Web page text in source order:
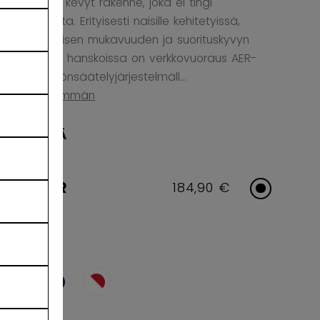
suojauksesta. Erityisesti naisille kehitetyissä,
maksimaalisen mukavuuden ja suorituskyvyn
tarjoavissa hanskoissa on verkkovuoraus AER-
TEC-lämmönsäätelyjärjestelmäll...
Näytä enemmän
IKÄRYHMÄ
SENIOR 184,90 €
selected